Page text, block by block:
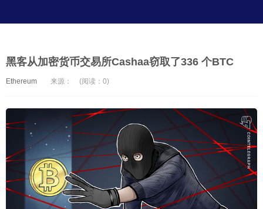
黑客从加密货币交易所Cashaa窃取了336 个BTC
Ethereum 来源： (阅读：0)